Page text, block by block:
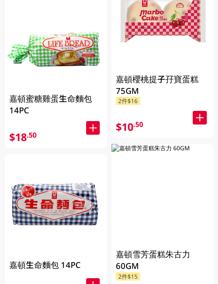
嘉頓蜜糖雞蛋生命麵包
14PC
$18.50
嘉頓生命麵包 14PC
嘉頓櫻桃提子孖寶蛋糕
75GM
2件$16
$10.50
嘉頓雪芳蛋糕朱古力
60GM
2件$15